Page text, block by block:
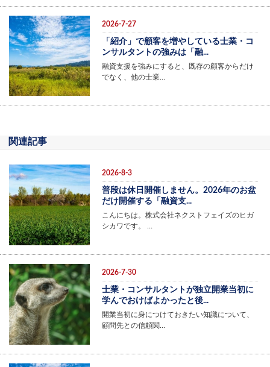
2026-7-27
「紹介」で顧客を増やしている士業・コ
ンサルタントの強みは「融...
融資支援を強みにすると、既存の顧客からだけ
でなく、他の士業…
関連記事
2026-8-3
普段は休日開催しません。2026年のお盆
だけ開催する「融資支...
こんにちは。株式会社ネクストフェイズのヒガ
シカワです。 …
2026-7-30
士業・コンサルタントが独立開業当初に
学んでおけばよかったと後...
開業当初に身につけておきたい知識について、
顧問先との信頼関…